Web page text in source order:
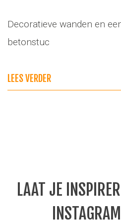
Decoratieve wanden en
betonstuc
LEES VERDER
LAAT JE